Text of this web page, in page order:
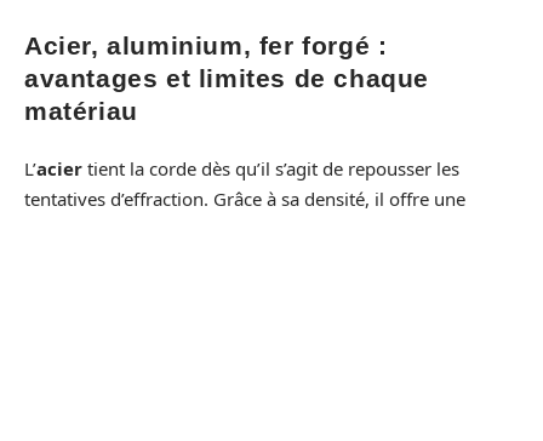
Acier, aluminium, fer forgé :
avantages et limites de chaque
matériau
L’acier tient la corde dès qu’il s’agit de repousser les
tentatives d’effraction. Grâce à sa densité, il offre une